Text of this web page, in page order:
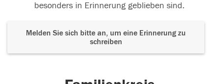
besonders in Erinnerung geblieben sind.
Melden Sie sich bitte an, um eine Erinnerung zu
schreiben